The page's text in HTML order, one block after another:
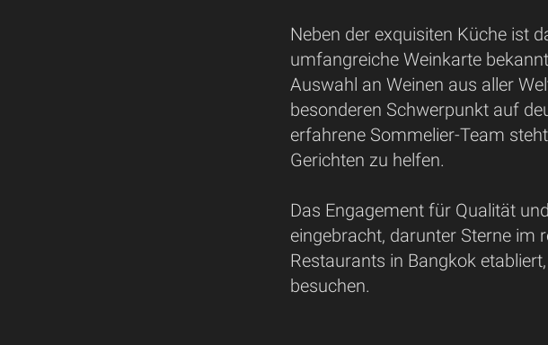
Neben der exquisiten Küche ist
umfangreiche Weinkarte
Auswahl an Weinen aus aller
besonderen Schwerpunkt auf
erfahrene Sommelier-Team
Gerichten zu helfen.
Das Engagement für Qualität
eingebracht, darunter Sterne im
Restaurants in Bangkok
besuchen.